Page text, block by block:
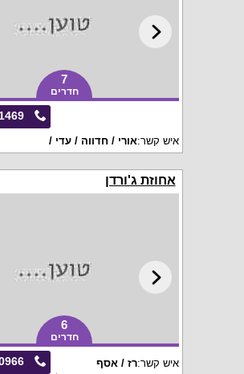
7
חדרים
איש קשר:אורי / חדווה / עדי /
אחוזת ג'ורדן
6
חדרים
איש קשר:רז / אסף